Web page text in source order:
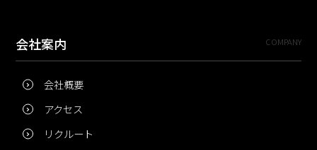
会社案内 COMPANY
会社概要
アクセス
リクルート